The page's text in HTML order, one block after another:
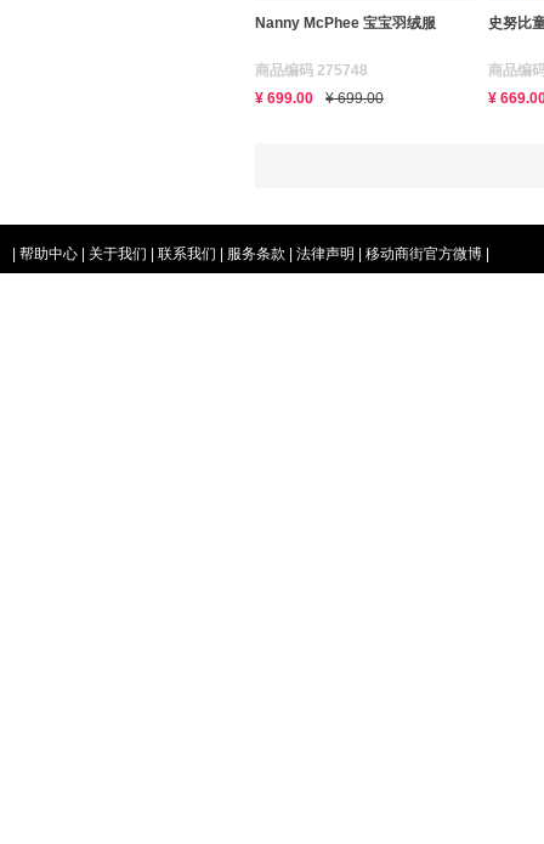
Nanny McPhee 宝宝羽绒服
商品编码 275748
¥ 699.00
¥ 699.00
史努比
商品编
¥
帮助中心 关于我们 联系我们 服务条款 法律声明 移动商街官方微博